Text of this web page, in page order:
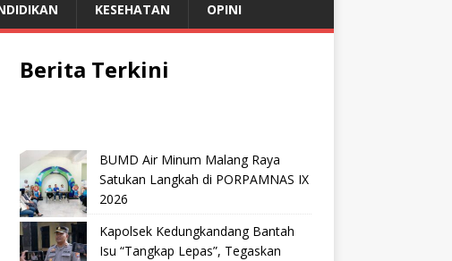
KESEHATAN OPINI
Berita Terkini
BUMD Air Minum Malang Raya
Satukan Langkah di PORPAMNAS IX
2026
Kapolsek Kedungkandang Bantah
Isu “Tangkap Lepas”, Tegaskan